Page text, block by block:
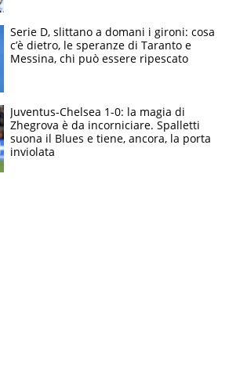
Serie D, slittano a domani i gironi: cosa
c’è dietro, le speranze di Taranto e
Messina, chi può essere ripescato
Juventus-Chelsea 1-0: la magia di
Zhegrova è da incorniciare. Spalletti
suona il Blues e tiene, ancora, la porta
inviolata